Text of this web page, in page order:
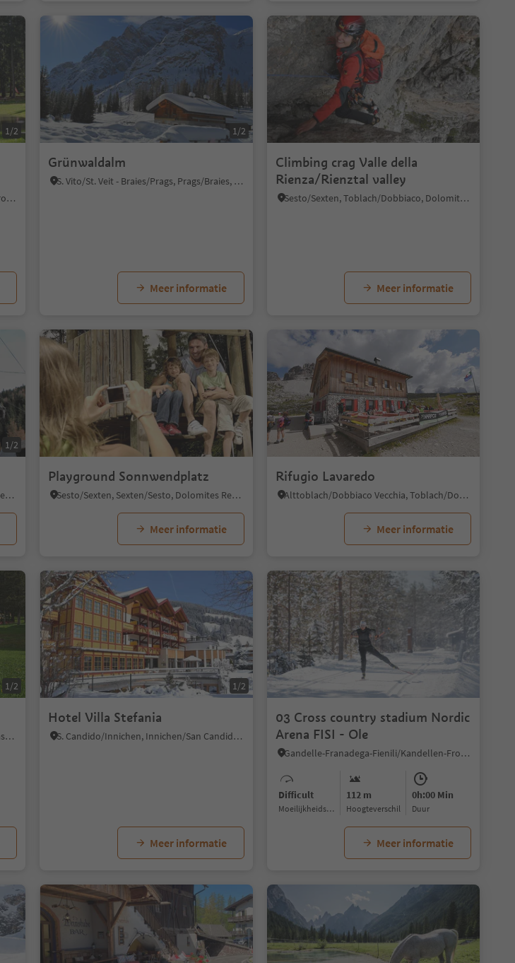
1/2
Gandelle-Franadega-Fienili/Kandellen-Frondeigen-Stadlern, Toblach/Dobbiaco, Dolomites Region 3 Zinnen
1/2
Grünwaldalm
S. Vito/St. Veit - Braies/Prags, Prags/Braies, Dolomites Region 3 Zinnen
Meer informatie
Climbing crag Valle della
Rienza/Rienztal valley
Sesto/Sexten, Toblach/Dobbiaco, Dolomites Region 3 Zinnen
Meer informatie
1/2
Sesto/Sexten, Sexten/Sesto, Dolomites Region 3 Zinnen
Playground Sonnwendplatz
Sesto/Sexten, Sexten/Sesto, Dolomites Region 3 Zinnen
Meer informatie
Rifugio Lavaredo
Alttoblach/Dobbiaco Vecchia, Toblach/Dobbiaco, Dolomites Region 3 Zinnen
Meer informatie
1/2
Villabassa/Niederdorf, Niederdorf/Villabassa, Dolomites Region 3 Zinnen
1/2
Hotel Villa Stefania
S. Candido/Innichen, Innichen/San Candido, Dolomites Region 3 Zinnen
Meer informatie
03 Cross country stadium Nordic
Arena FISI - Ole
Gandelle-Franadega-Fienili/Kandellen-Frondeigen-Stadlern, Toblach/Dobbiaco, Dolomites Region 3 Zinnen
Difficult
Moeilijkheidsgraad
112 m
Hoogteverschil
0h:00 Min
Duur
Meer informatie